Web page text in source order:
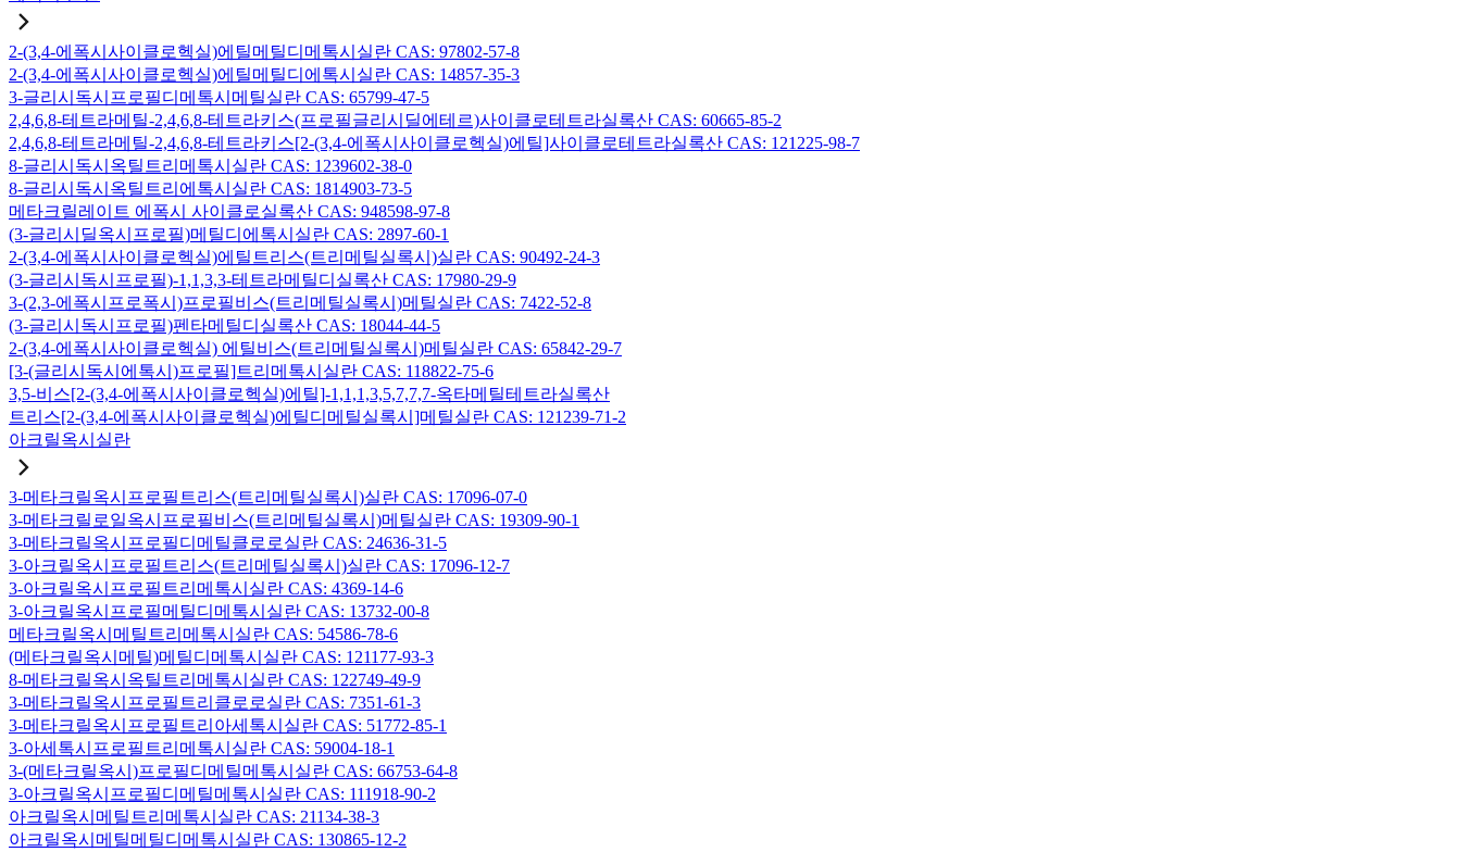
2-(3,4-에폭시사이클로헥실)에틸메틸디메톡시실란 CAS: 97802-57-8
2-(3,4-에폭시사이클로헥실)에틸메틸디에톡시실란 CAS: 14857-35-3
3-글리시독시프로필디메톡시메틸실란 CAS: 65799-47-5
2,4,6,8-테트라메틸-2,4,6,8-테트라키스(프로필글리시딜에테르)사이클로테트라실록산 CAS: 60665-85-2
2,4,6,8-테트라메틸-2,4,6,8-테트라키스[2-(3,4-에폭시사이클로헥실)에틸]사이클로테트라실록산 CAS: 121225-98-7
8-글리시독시옥틸트리메톡시실란 CAS: 1239602-38-0
8-글리시독시옥틸트리에톡시실란 CAS: 1814903-73-5
메타크릴레이트 에폭시 사이클로실록산 CAS: 948598-97-8
(3-글리시딜옥시프로필)메틸디에톡시실란 CAS: 2897-60-1
2-(3,4-에폭시사이클로헥실)에틸트리스(트리메틸실록시)실란 CAS: 90492-24-3
(3-글리시독시프로필)-1,1,3,3-테트라메틸디실록산 CAS: 17980-29-9
3-(2,3-에폭시프로폭시)프로필비스(트리메틸실록시)메틸실란 CAS: 7422-52-8
(3-글리시독시프로필)펜타메틸디실록산 CAS: 18044-44-5
2-(3,4-에폭시사이클로헥실) 에틸비스(트리메틸실록시)메틸실란 CAS: 65842-29-7
[3-(글리시독시에톡시)프로필]트리메톡시실란 CAS: 118822-75-6
3,5-비스[2-(3,4-에폭시사이클로헥실)에틸]-1,1,1,3,5,7,7,7-옥타메틸테트라실록산
트리스[2-(3,4-에폭시사이클로헥실)에틸디메틸실록시]메틸실란 CAS: 121239-71-2
아크릴옥시실란
3-메타크릴옥시프로필트리스(트리메틸실록시)실란 CAS: 17096-07-0
3-메타크릴로일옥시프로필비스(트리메틸실록시)메틸실란 CAS: 19309-90-1
3-메타크릴옥시프로필디메틸클로로실란 CAS: 24636-31-5
3-아크릴옥시프로필트리스(트리메틸실록시)실란 CAS: 17096-12-7
3-아크릴옥시프로필트리메톡시실란 CAS: 4369-14-6
3-아크릴옥시프로필메틸디메톡시실란 CAS: 13732-00-8
메타크릴옥시메틸트리메톡시실란 CAS: 54586-78-6
(메타크릴옥시메틸)메틸디메톡시실란 CAS: 121177-93-3
8-메타크릴옥시옥틸트리메톡시실란 CAS: 122749-49-9
3-메타크릴옥시프로필트리클로로실란 CAS: 7351-61-3
3-메타크릴옥시프로필트리아세톡시실란 CAS: 51772-85-1
3-아세톡시프로필트리메톡시실란 CAS: 59004-18-1
3-(메타크릴옥시)프로필디메틸메톡시실란 CAS: 66753-64-8
3-아크릴옥시프로필디메틸메톡시실란 CAS: 111918-90-2
아크릴옥시메틸트리메톡시실란 CAS: 21134-38-3
아크릴옥시메틸메틸디메톡시실란 CAS: 130865-12-2